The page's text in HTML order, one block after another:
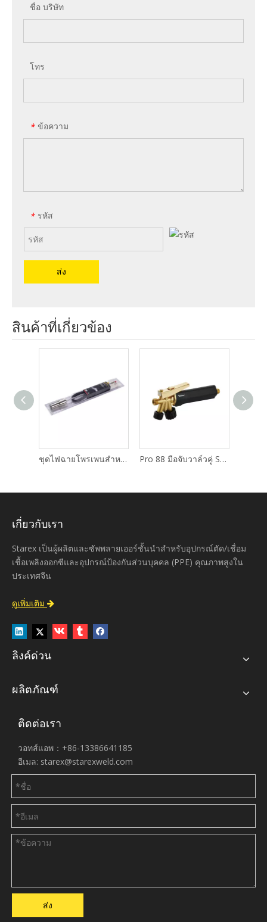
ชื่อ บริษัท
โทร
* ข้อความ
* รหัส
ส่ง
สินค้าที่เกี่ยวข้อง
ชุดไฟฉายโพรเพนสำหรับงานหนักตรง Hotspotter Pro 88 มือจับวาล์วคู่ SH115
เกี่ยวกับเรา
Starex เป็นผู้ผลิตและซัพพลายเออร์ชั้นนำสำหรับอุปกรณ์ตัด/เชื่อม
เชื้อเพลิงออกซีและอุปกรณ์ป้องกันส่วนบุคคล (PPE) คุณภาพสูงใน
ประเทศจีน
ดูเพิ่มเติม 
ลิงค์ด่วน
ผลิตภัณฑ์
ติดต่อเรา
วอทส์แอพ：+86-13386641185
อีเมล: starex@starexweld.com
ส่ง